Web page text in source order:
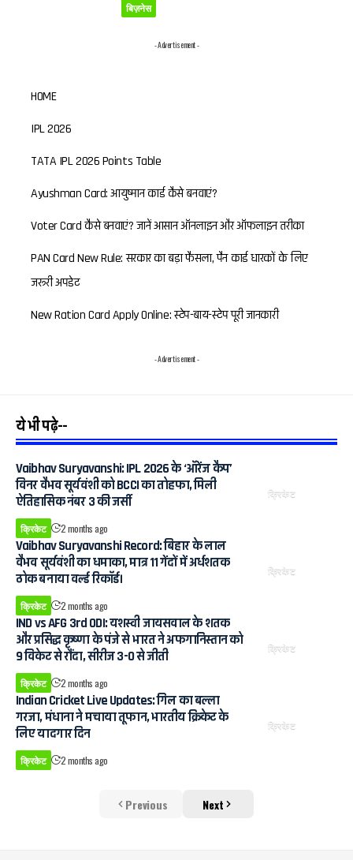
बिज़नेस
- Advertisement -
HOME
IPL 2026
TATA IPL 2026 Points Table
Ayushman Card: आयुष्मान कार्ड कैसे बनवाएं?
Voter Card कैसे बनवाएं? जानें आसान ऑनलाइन और ऑफलाइन तरीका
PAN Card New Rule: सरकार का बड़ा फैसला, पैन कार्ड धारकों के लिए
जरूरी अपडेट
New Ration Card Apply Online: स्टेप-बाय-स्टेप पूरी जानकारी
- Advertisement -
ये भी पढ़े--
क्रिकेट
Vaibhav Suryavanshi: IPL 2026 के ‘ऑरेंज कैप’
विनर वैभव सूर्यवंशी को BCCI का तोहफा, मिली
ऐतिहासिक नंबर 3 की जर्सी
क्रिकेट 2 months ago
क्रिकेट
Vaibhav Suryavanshi Record: बिहार के लाल
वैभव सूर्यवंशी का धमाका, मात्र 11 गेंदों में अर्धशतक
ठोक बनाया वर्ल्ड रिकॉर्ड।
क्रिकेट 2 months ago
क्रिकेट
IND vs AFG 3rd ODI: यशस्वी जायसवाल के शतक
और प्रसिद्ध कृष्णा के पंजे से भारत ने अफगानिस्तान को
9 विकेट से रौंदा, सीरीज 3-0 से जीती
क्रिकेट 2 months ago
क्रिकेट
Indian Cricket Live Updates: गिल का बल्ला
गरजा, मंधाना ने मचाया तूफान, भारतीय क्रिकेट के
लिए यादगार दिन
क्रिकेट 2 months ago
Previous Next